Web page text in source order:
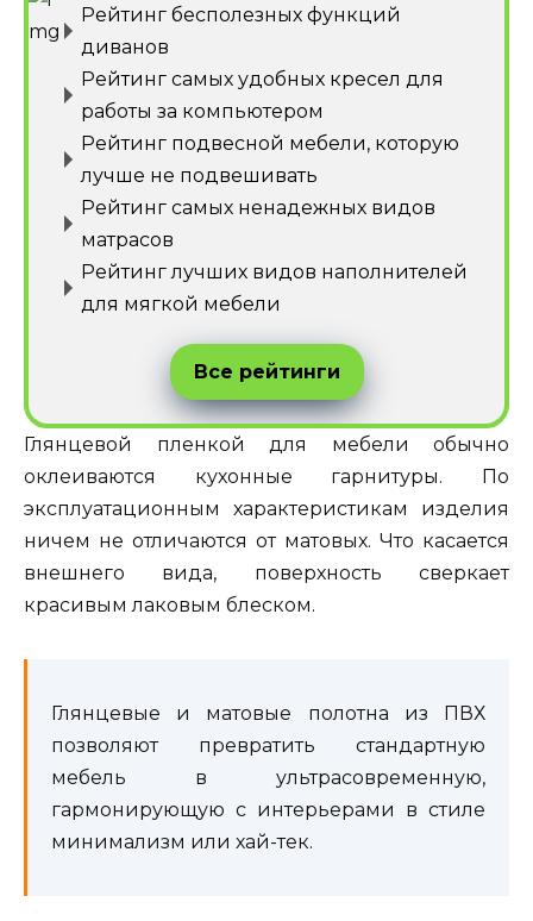
Рейтинг бесполезных функций
диванов
Рейтинг самых удобных кресел для
работы за компьютером
Рейтинг подвесной мебели, которую
лучше не подвешивать
Рейтинг самых ненадежных видов
матрасов
Рейтинг лучших видов наполнителей
для мягкой мебели
Все рейтинги
Глянцевой пленкой для мебели обычно
оклеиваются кухонные гарнитуры. По
эксплуатационным характеристикам изделия
ничем не отличаются от матовых. Что касается
внешнего вида, поверхность сверкает
красивым лаковым блеском.
Глянцевые и матовые полотна из ПВХ
позволяют превратить стандартную
мебель в ультрасовременную,
гармонирующую с интерьерами в стиле
минимализм или хай-тек.